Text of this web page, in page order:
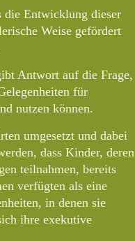
die Entwicklung dieser
Weise gefördert
Antwort auf die Frage,
für
nutzen können.
umgesetzt und dabei
dass Kinder, deren
teilnahmen, bereits
verfügten als eine
in denen sie
ihre exekutive